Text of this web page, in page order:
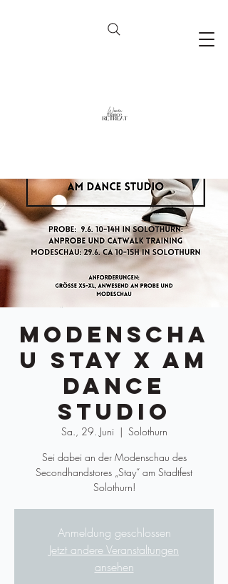
Modenscha
u Stay x AM
Dance
Studio
Sa., 29. Juni
  |
Solothurn
Sei dabei an der Modenschau des
Secondhandstores „Stay“ am Stadtfest
Solothurn!
Anmeldung geschlossen
Jetzt andere Veranstaltungen
ansehen